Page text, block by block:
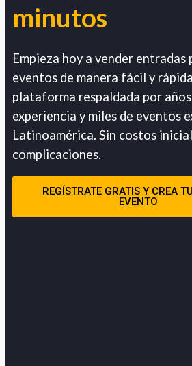
minutos
Empieza hoy a vender entradas
eventos de manera fácil y
plataforma respaldada por
experiencia y miles de eventos
Latinoamérica. Sin costos
complicaciones.
REGÍSTRATE GRATIS Y CREA
EVENTO